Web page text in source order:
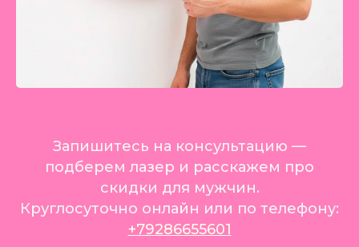
Запишитесь на консультацию —
подберем лазер и расскажем про
скидки для мужчин.
Круглосуточно онлайн или по телефону:
+79286655601